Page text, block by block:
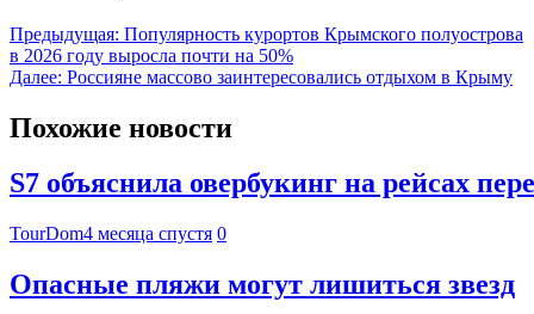
Предыдущая: Популярность курортов Крымского полуострова
в 2026 году выросла почти на 50%
Далее: Россияне массово заинтересовались отдыхом в Крыму
Похожие новости
S7 объяснила овербукинг на рейсах
TourDom4 месяца спустя 0
Опасные пляжи могут лишиться звезд